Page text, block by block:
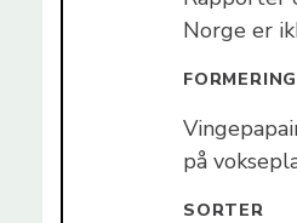
Norge er
FORMERING
på
SORTER